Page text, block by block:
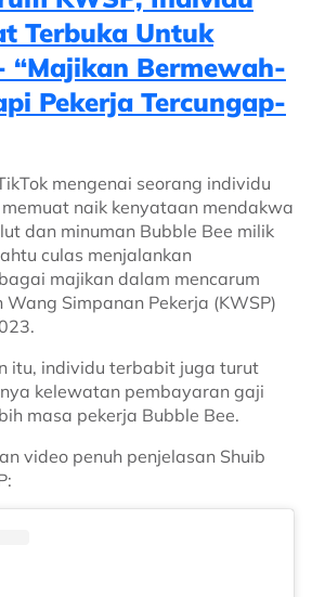
Terbuka Untuk
“Majikan Bermewah-
Pekerja Tercungap-
mengenai seorang individu
naik kenyataan mendakwa
dan minuman Bubble Bee milik
culas menjalankan
majikan dalam mencarum
Wang Simpanan Pekerja (KWSP)
itu, individu terbabit juga turut
kelewatan pembayaran gaji
masa pekerja Bubble Bee.
video penuh penjelasan Shuib